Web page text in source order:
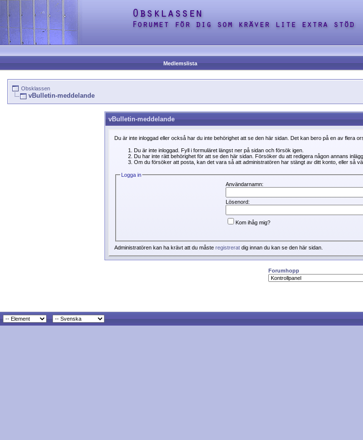
Medlemslista
Obsklassen
vBulletin-meddelande
vBulletin-meddelande
Du är inte inloggad eller också har du inte behörighet att se den här sidan. Det kan bero på en av flera
Du är inte inloggad. Fyll i formuläret längst ner på sidan och försök igen.
Du har inte rätt behörighet för att se den här sidan. Försöker du att redigera någon annans
Om du försöker att posta, kan det vara så att administratören har stängt av ditt konto, eller så
Logga in
Användarnamn:
Lösenord:
Kom ihåg mig?
Administratören kan ha krävt att du måste registreratdig innan du kan se den här sidan.
Forumhopp